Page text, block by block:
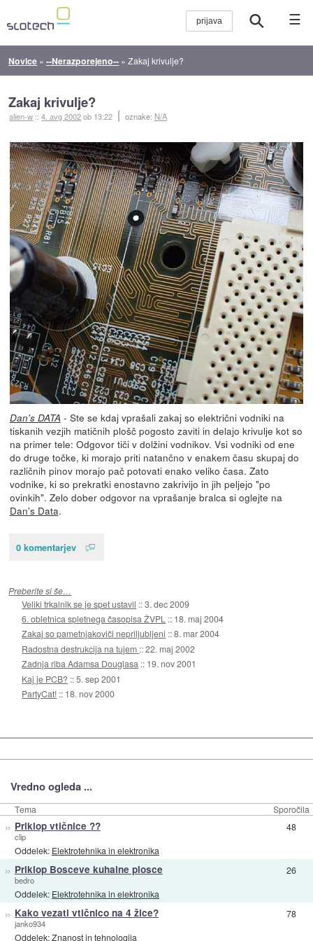
☰
Novice »--Nerazporejeno-- »Zakaj krivulje?
Zakaj krivulje?
alien-w ::4. avg 2002ob 13:22 oznake: N/A
Dan's DATA - Ste se kdaj vprašali zakaj so električni vodniki na
tiskanih vezjih matičnih plošč pogosto zaviti in delajo krivulje kot so
na primer tele: Odgovor tiči v dolžini vodnikov. Vsi vodniki od ene
do druge točke, ki morajo priti natančno v enakem času skupaj do
različnih pinov morajo pač potovati enako veliko časa. Zato
vodnike, ki so prekratki enostavno zakrivijo in jih peljejo "po
ovinkih". Zelo dober odgovor na vprašanje bralca si oglejte na
Dan's Data.
0 komentarjev
Preberite si še…
Veliki trkalnik se je spet ustavil ::3. dec 2009
6. obletnica spletnega časopisa ŽVPL :: 18. maj 2004
Zakaj so pametnjakoviči nepriljubljeni ::8. mar 2004
Radostna destrukcija na tujem ::22. maj 2002
Zadnja riba Adamsa Douglasa :: 19. nov 2001
Kaj je PCB? ::5. sep 2001
PartyCat! :: 18. nov 2000
Vredno ogleda ...
Tema Sporočila
» Priklop vtičnice ??
clip
Oddelek: Elektrotehnika in elektronika
48
» Priklop Bosceve kuhalne plosce
bedro
Oddelek: Elektrotehnika in elektronika
26
» Kako vezati vtičnico na 4 žice?
janko934
Oddelek:Znanost in tehnologija
78